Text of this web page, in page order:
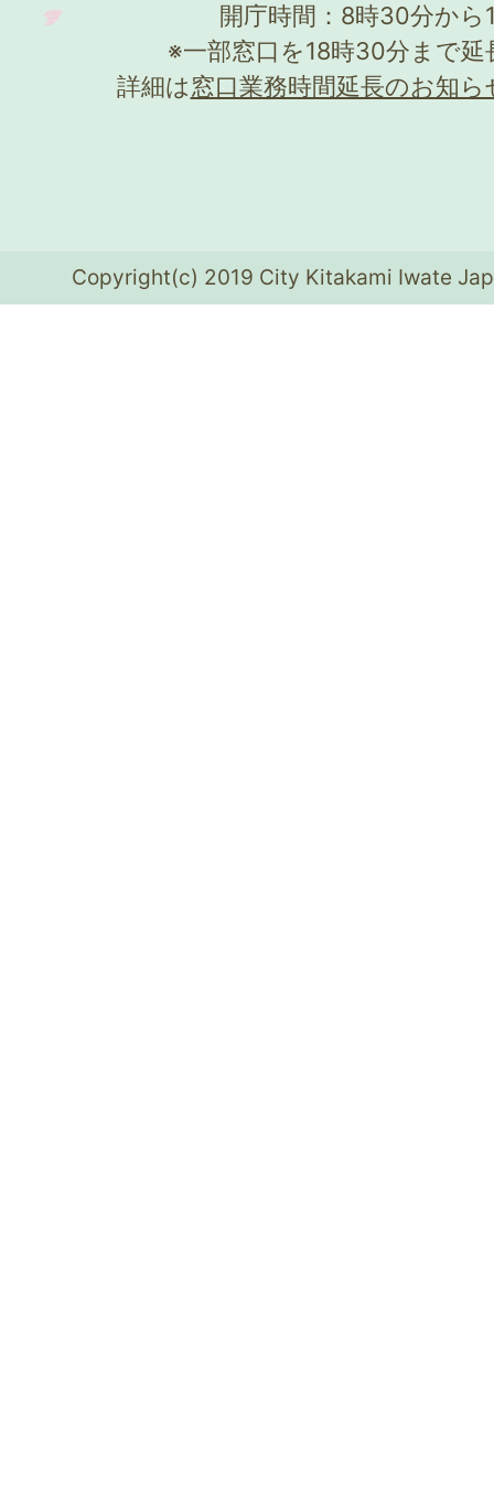
開庁時間：8時30分か
※一部窓口を18時30分まで
詳細は窓口業務時間延長のお知ら
Copyright(c) 2019 City Kitakami Iwate